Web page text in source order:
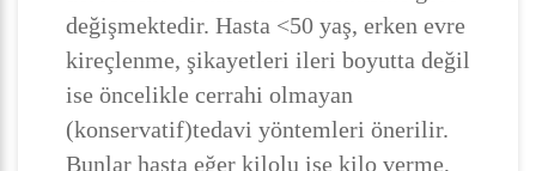
değişmektedir. Hasta <50 yaş, erken evre
kireçlenme, şikayetleri ileri boyutta değil
ise öncelikle cerrahi olmayan
(konservatif)tedavi yöntemleri önerilir.
Bunlar hasta eğer kilolu ise kilo verme,